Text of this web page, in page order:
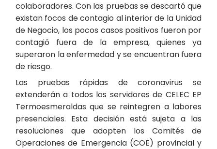
colaboradores. Con las pruebas se descartó que
existan focos de contagio al interior de la Unidad
de Negocio, los pocos casos positivos fueron por
contagió fuera de la empresa, quienes ya
superaron la enfermedad y se encuentran fuera
de riesgo.
Las pruebas rápidas de coronavirus se
extenderán a todos los servidores de CELEC EP
Termoesmeraldas que se reintegren a labores
presenciales. Esta decisión está sujeta a las
resoluciones que adopten los Comités de
Operaciones de Emergencia (COE) provincial y